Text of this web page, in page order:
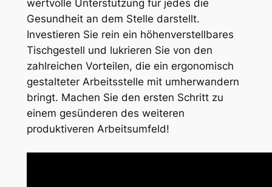
wertvolle Unterstützung für jedes die
Gesundheit an dem Stelle darstellt.
Investieren Sie rein ein höhenverstellbares
Tischgestell und lukrieren Sie von den
zahlreichen Vorteilen, die ein ergonomisch
gestalteter Arbeitsstelle mit umherwandern
bringt. Machen Sie den ersten Schritt zu
einem gesünderen des weiteren
produktiveren Arbeitsumfeld!